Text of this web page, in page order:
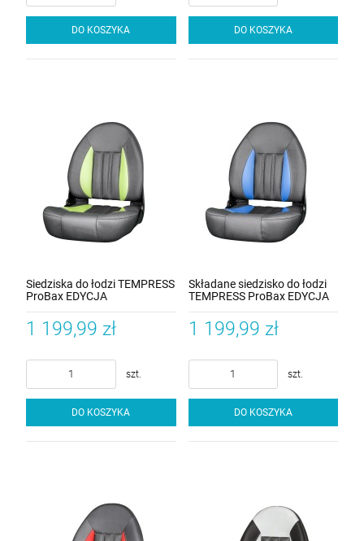
DO KOSZYKA DO KOSZYKA
Siedziska do łodzi TEMPRESS
ProBax EDYCJA
Seledynowy
1 199,99 zł
szt.
DO KOSZYKA
Składane siedzisko do łodzi
TEMPRESS ProBax EDYCJA
Niebieski
1 199,99 zł
szt.
DO KOSZYKA